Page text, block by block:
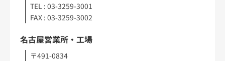
TEL : 03-3259-3001
FAX : 03-3259-3002
名古屋営業所・工場
〒491-0834